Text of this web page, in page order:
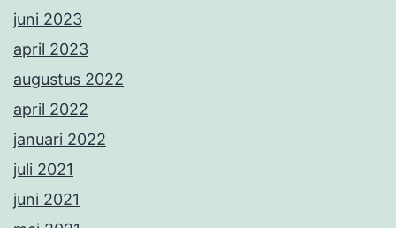
juni 2023
april 2023
augustus 2022
april 2022
januari 2022
juli 2021
juni 2021